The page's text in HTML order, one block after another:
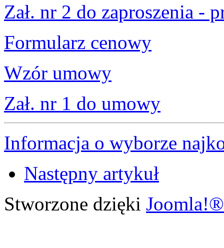
Zał. nr 2 do zaproszenia -
Formularz cenowy
Wzór umowy
Zał. nr 1 do umowy
Informacja o wyborze
Następny artykuł
Stworzone dzięki Joomla!®